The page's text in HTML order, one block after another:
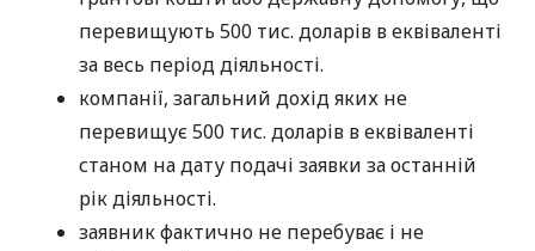
перевищують 500 тис. доларів в еквіваленті
за весь період діяльності.
компанії, загальний дохід яких не
перевищує 500 тис. доларів в еквіваленті
станом на дату подачі заявки за останній
рік діяльності.
заявник фактично не перебуває і не